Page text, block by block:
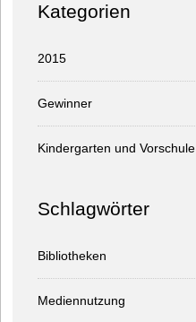
Kategorien
2015
Gewinner
Kindergarten und Vorschule
Schlagwörter
Bibliotheken
Mediennutzung